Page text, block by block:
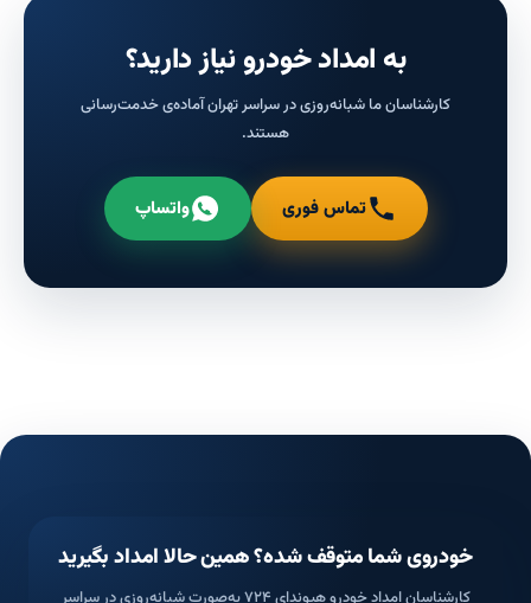
به امداد خودرو نیاز دارید؟
کارشناسان ما شبانه‌روزی در سراسر تهران آماده‌ی خدمت‌رسانی
هستند.
تماس فوری واتساپ
خودروی شما متوقف شده؟ همین حالا امداد بگیرید